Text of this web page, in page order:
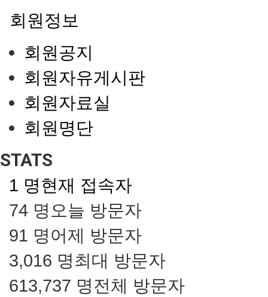
회원정보
회원공지
회원자유게시판
회원자료실
회원명단
STATS
1 명현재 접속자
74 명 오늘 방문자
91 명어제 방문자
3,016 명최대 방문자
613,737 명전체 방문자